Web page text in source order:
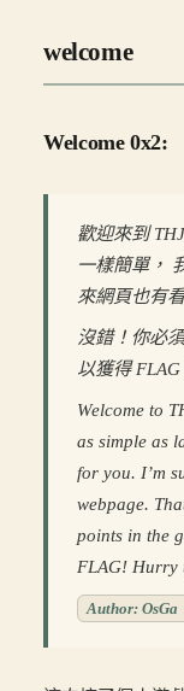
welcome
Welcome 0x2:
歡迎來到
一樣簡單，
來網頁也有
沒錯！你必
以獲得
Welcome to
as simple as
for you. I’m
webpage.
points in the
FLAG! Hurry
Author: